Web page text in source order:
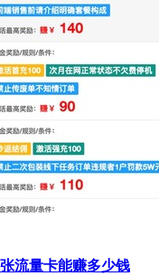
流量卡能赚多少钱